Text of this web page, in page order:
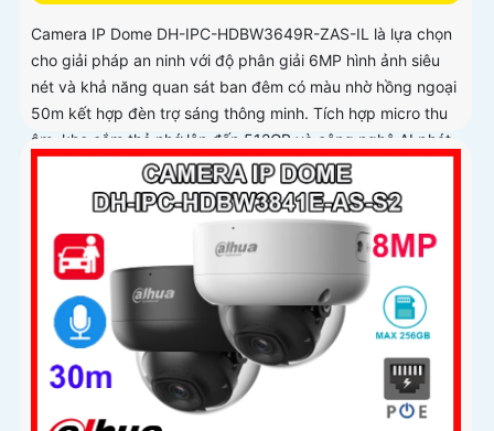
Camera IP Dome DH-IPC-HDBW3649R-ZAS-IL là lựa chọn
cho giải pháp an ninh với độ phân giải 6MP hình ảnh siêu
nét và khả năng quan sát ban đêm có màu nhờ hồng ngoại
50m kết hợp đèn trợ sáng thông minh. Tích hợp micro thu
âm, khe cắm thẻ nhớ lên đến 512GB và công nghệ AI phát
hiện chính xác người và xe, camera đáp ứng tối đa nhu cầu
giám sát chuyên nghiệp hỗ trợ PoE giúp lắp đặt dễ dàng